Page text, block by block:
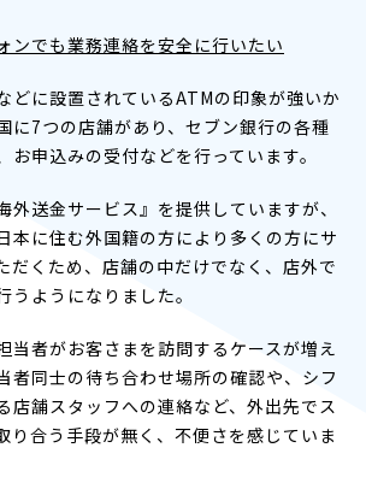
ンでも業務連絡を安全に行いたい
に設置されているATMの印象が強いか
に7つの店舗があり、セブン銀行の各種
お申込みの受付などを行っています。
送金サービス』を提供していますが、
本に住む外国籍の方により多くの方にサ
だくため、店舗の中だけでなく、店外で
うようになりました。
当者がお客さまを訪問するケースが増え
者同士の待ち合わせ場所の確認や、シフ
店舗スタッフへの連絡など、外出先でス
り合う手段が無く、不便さを感じていま